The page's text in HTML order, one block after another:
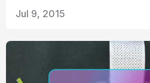
Jul 9, 2015